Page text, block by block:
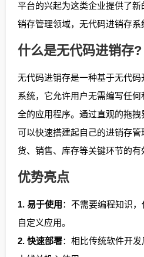
平台的兴起为这类企业提供了
销存管理领域，无代码进销存系
什么是无代码进销存?
无代码进销存是一种基于无代
系统，它允许用户无需编写任
全的应用程序。通过直观的拖
可以快速搭建起自己的进销存
货、销售、库存等关键环节的有
优势亮点
1. 易于使用 ：不需要编程知识
自定义应用。
2. 快速部署：相比传统软件开